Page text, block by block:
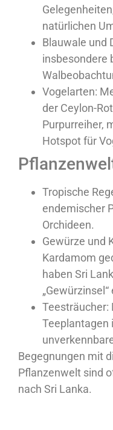
natürlichen
Blauwale und
insbesondere
Vogelarten:
der Ceylon-
Purpurreiher,
Hotspot für
Tropische
endemischer
Orchideen.
Gewürze und
Kardamom
haben Sri
Teesträucher:
Teeplantagen
Begegnungen mit
Pflanzenwelt sind
nach Sri Lanka.